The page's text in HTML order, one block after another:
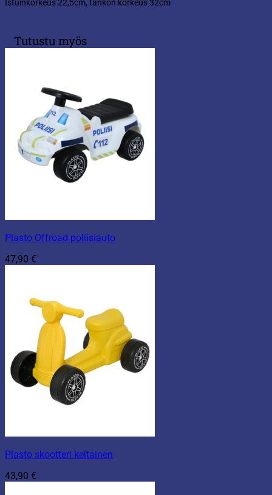
Istuinkorkeus 22,5cm, tankon korkeus 32cm
Tutustu myös
Plasto Offroad poliisiauto
47,90 €
Plasto skootteri keltainen
43,90 €